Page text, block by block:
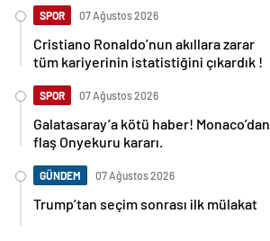
SPOR 07 Ağustos 2026
Cristiano Ronaldo’nun akıllara zarar
tüm kariyerinin istatistiğini çıkardık !
SPOR 07 Ağustos 2026
Galatasaray’a kötü haber! Monaco’dan
flaş Onyekuru kararı.
GÜNDEM 07 Ağustos 2026
Trump’tan seçim sonrası ilk mülakat